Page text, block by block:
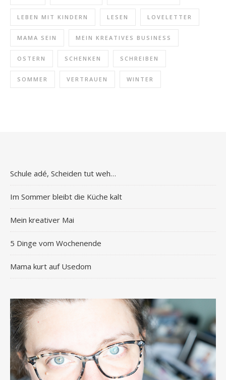
LEBEN MIT KINDERN LESEN LOVELETTER
MAMA SEIN MEIN KREATIVES BUSINESS
OSTERN SCHENKEN SCHREIBEN
SOMMER VERTRAUEN WINTER
Schule adé, Scheiden tut weh…
Im Sommer bleibt die Küche kalt
Mein kreativer Mai
5 Dinge vom Wochenende
Mama kurt auf Usedom